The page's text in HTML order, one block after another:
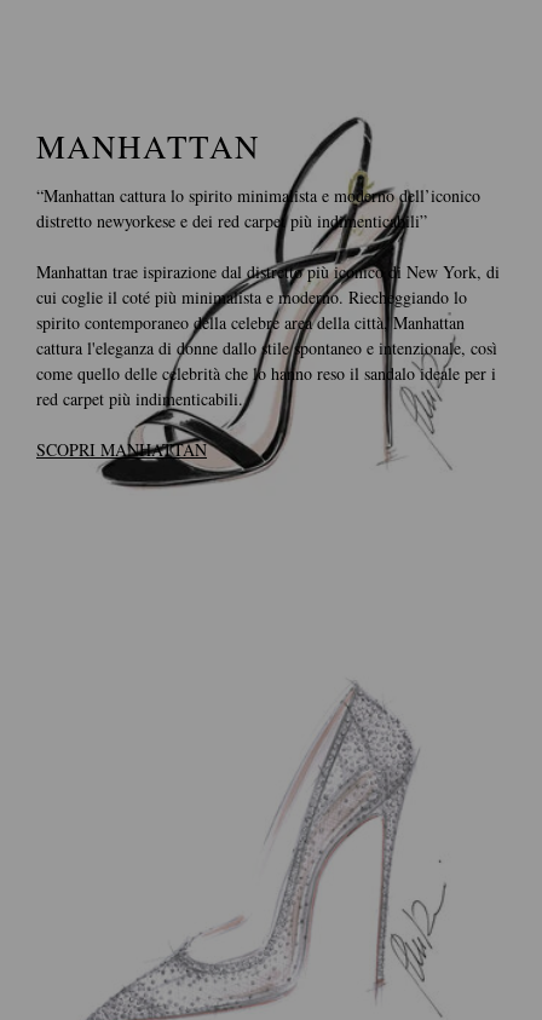
MANHATTAN
“Manhattan cattura lo spirito minimalista e moderno dell’iconico
distretto newyorkese e dei red carpet più indimenticabili”
Manhattan trae ispirazione dal distretto più iconico di New York, di
cui coglie il coté più minimalista e moderno. Riecheggiando lo
spirito contemporaneo della celebre area della città, Manhattan
cattura l'eleganza di donne dallo stile spontaneo e intenzionale, così
come quello delle celebrità che lo hanno reso il sandalo ideale per i
red carpet più indimenticabili.
SCOPRI MANHATTAN